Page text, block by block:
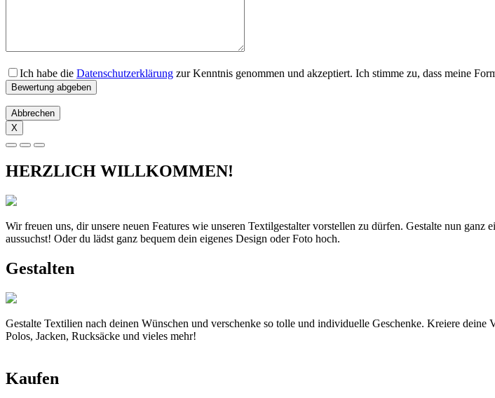
Ich habe die Datenschutzerklärung zur Kenntnis genommen und akzeptiert. Ich stimme zu, dass meine
Abbrechen
X
HERZLICH WILLKOMMEN!
Wir freuen uns, dir unsere neuen Features wie unseren Textilgestalter vorstellen zu dürfen. Gestalte nun
aussuchst! Oder du lädst ganz bequem dein eigenes Design oder Foto hoch.
Gestalten
Gestalte Textilien nach deinen Wünschen und verschenke so tolle und individuelle Geschenke. Kreiere
Polos, Jacken, Rucksäcke und vieles mehr!
Kaufen